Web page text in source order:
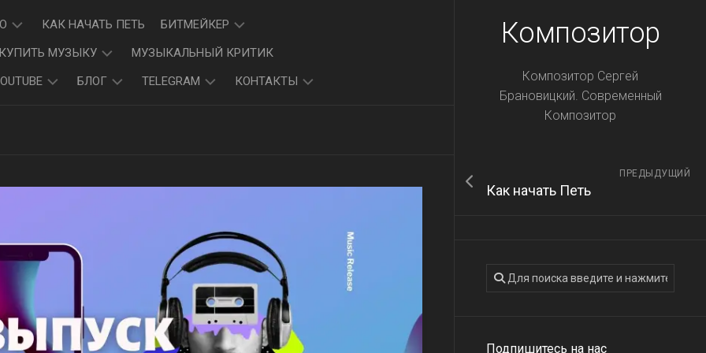
Композитор
Композитор Сергей
Брановицкий. Современный
Композитор
ПРЕДЫДУЩИЙ
Как начать Петь
Подпишитесь на нас
КАК НАЧАТЬ ПЕТЬ БИТМЕЙКЕР
ПАБЛИК
КУПИТЬ МУЗЫКУ
МУЗЫКАЛЬНЫЙ КРИТИК
БЛОГ TELEGRAM
TELEGRAM
КАНАЛ
КАТАЛОГ
КАНАЛОВ
TELEGRAM
КОНТАКТЫ